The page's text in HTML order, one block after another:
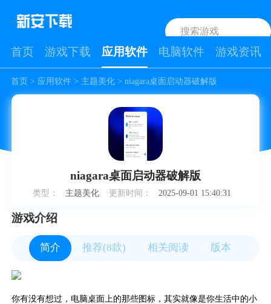
首页 游戏下载 应用软件 电脑软件 游戏资讯
首页> 应用软件> 主题美化> niagara桌面启动器破解版
niagara桌面启动器破解版
类型： 主题美化 更新时间： 2025-09-01 15:40:31
游戏介绍
简介 推荐(8款) 相关阅读 版本
你有没有想过，电脑桌面上的那些图标，其实就像是你生活中的小